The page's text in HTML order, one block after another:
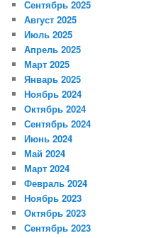
Сентябрь 2025
Август 2025
Июль 2025
Апрель 2025
Март 2025
Январь 2025
Ноябрь 2024
Октябрь 2024
Сентябрь 2024
Июнь 2024
Май 2024
Март 2024
Февраль 2024
Ноябрь 2023
Октябрь 2023
Сентябрь 2023